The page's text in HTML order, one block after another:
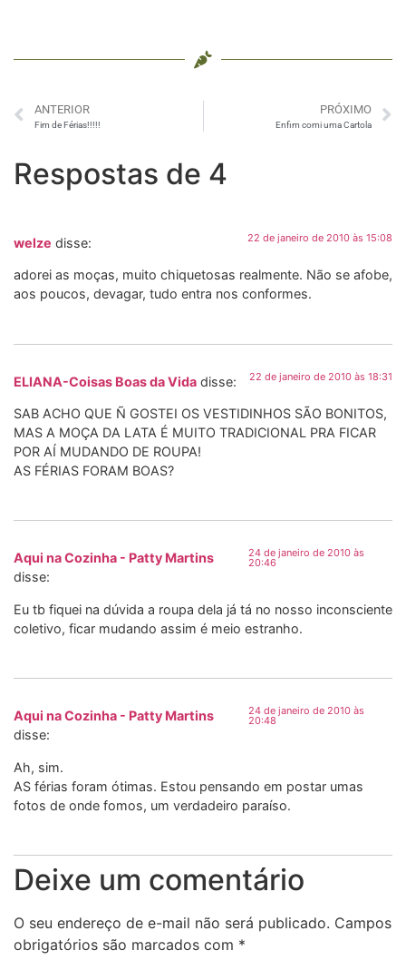
ANTERIOR
Fim de Férias!!!!!
PRÓXIMO
Enfim comi uma Cartola
Respostas de 4
welze disse: 22 de janeiro de 2010 às 15:08
adorei as moças, muito chiquetosas realmente. Não se afobe,
aos poucos, devagar, tudo entra nos conformes.
ELIANA-Coisas Boas da Vida disse: 22 de janeiro de 2010 às 18:31
SAB ACHO QUE Ñ GOSTEI OS VESTIDINHOS SÃO BONITOS,
MAS A MOÇA DA LATA É MUITO TRADICIONAL PRA FICAR
POR AÍ MUDANDO DE ROUPA!
AS FÉRIAS FORAM BOAS?
Aqui na Cozinha - Patty Martins
disse:
24 de janeiro de 2010 às
20:46
Eu tb fiquei na dúvida a roupa dela já tá no nosso inconsciente
coletivo, ficar mudando assim é meio estranho.
Aqui na Cozinha - Patty Martins
disse:
24 de janeiro de 2010 às
20:48
Ah, sim.
AS férias foram ótimas. Estou pensando em postar umas
fotos de onde fomos, um verdadeiro paraíso.
Deixe um comentário
O seu endereço de e-mail não será publicado. Campos
obrigatórios são marcados com *